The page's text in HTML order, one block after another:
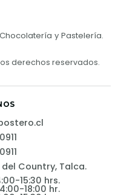
y Pastelería.
derechos reservados.
del Country, Talca.
15:30 hrs.
18:00 hr.